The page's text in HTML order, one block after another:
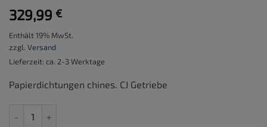
329,99 €
Enthält 19% MwSt.
zzgl. Versand
Lieferzeit: ca. 2-3 Werktage
Papierdichtungen chines. CJ Getriebe